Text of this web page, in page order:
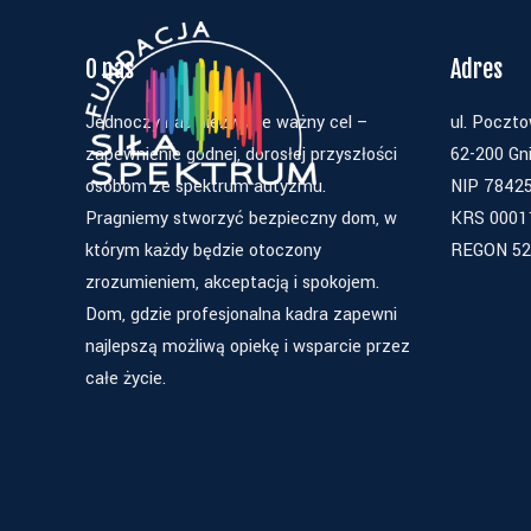
O nas
Jednoczy nas niezwykle ważny cel –
zapewnienie godnej, dorosłej przyszłości
osobom ze spektrum autyzmu.
Pragniemy stworzyć bezpieczny dom, w
którym każdy będzie otoczony
zrozumieniem, akceptacją i spokojem.
Dom, gdzie profesjonalna kadra zapewni
najlepszą możliwą opiekę i wsparcie przez
całe życie.
Adres
ul.
62-200
NIP
KRS
REGON